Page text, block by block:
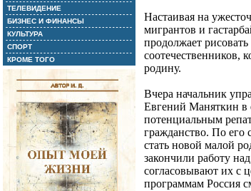
ТЕЛЕВИДЕНИЕ
БИЗНЕС И ФИНАНСЫ
КУЛЬТУРА
СПОРТ
КРОМЕ ТОГО
Настаивая на
мигрантов и
продолжает
соотечественников,
родину.
Вчера начальник
Евгений Маняткин в
потенциальным
гражданство. По его
стать новой малой
закончили работу
согласовывают их с
программам Россия